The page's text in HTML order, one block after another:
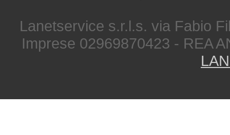
Lanetservice s.r.l.s. via Fabio
Imprese 02969870423 - REA